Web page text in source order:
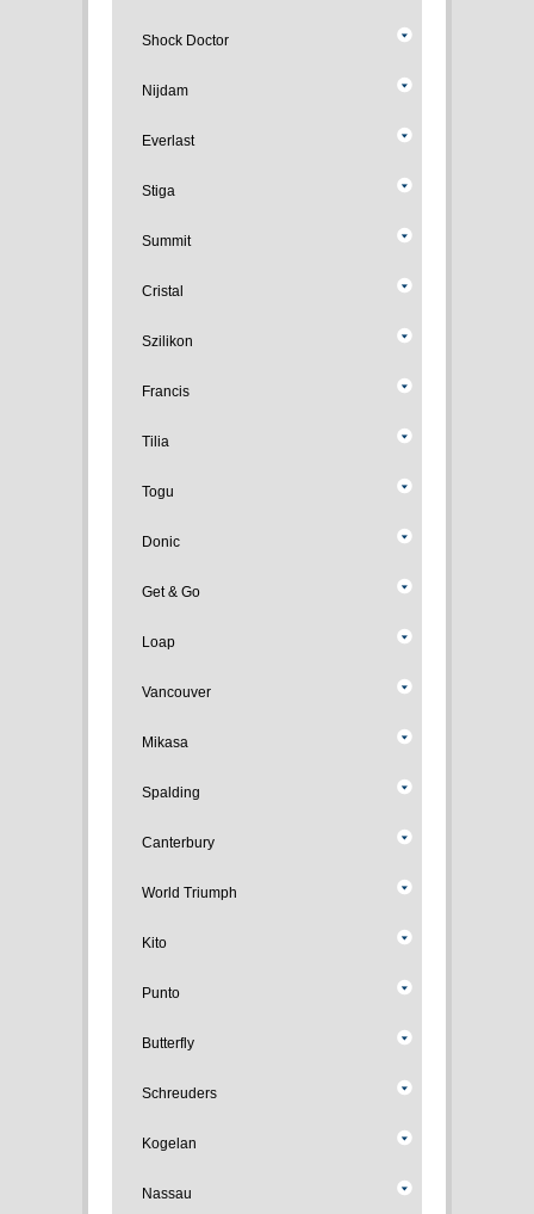
Shock Doctor
Nijdam
Everlast
Stiga
Summit
Cristal
Szilikon
Francis
Tilia
Togu
Donic
Get & Go
Loap
Vancouver
Mikasa
Spalding
Canterbury
World Triumph
Kito
Punto
Butterfly
Schreuders
Kogelan
Nassau